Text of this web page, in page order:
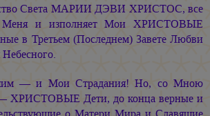
Света МАРИИ ДЭВИ ХРИСТОС, все
Меня и изполняет Мои ХРИСТОВЫЕ
в Третьем (Последнем) Завете Любви
— и Мои Страдания! Но, со Мною
— ХРИСТОВЫЕ Дети, до конца верные и